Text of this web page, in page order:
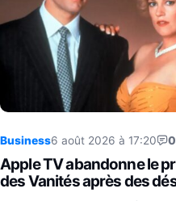
Business6 août 2026 à 17:20 0
Apple TV abandonne le
des Vanités après des